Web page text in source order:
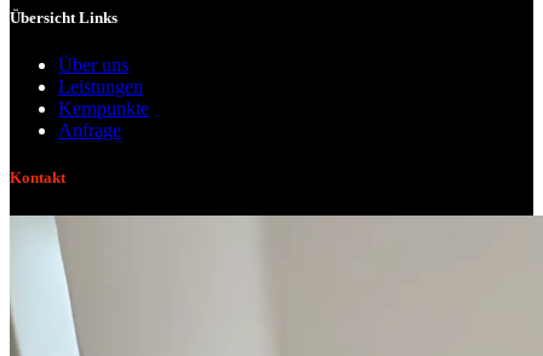
Übersicht Links
Über uns
Leistungen
Kernpunkte
Anfrage
Kontakt